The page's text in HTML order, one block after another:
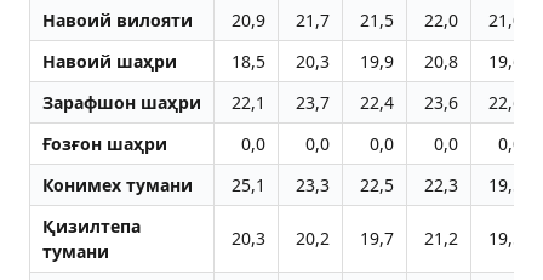
Навоий вилояти 20,9 21,7 21,5 22,0
21,0
Навоий шаҳри
18,5 20,3 19,9 20,8
19,6
Зарафшон шаҳри
22,1 23,7 22,4 23,6
22,6
Ғозғон шаҳри
0,0 0,0 0,0 0,0
0,0
Конимех тумани
25,1 23,3 22,5 22,3
19,5
Қизилтепа
тумани
20,3 20,2 19,7 21,2 19,5